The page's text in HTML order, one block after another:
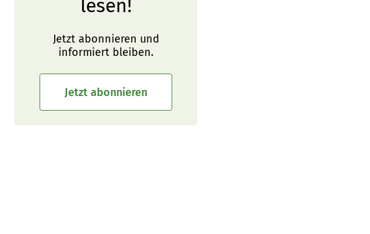
lesen!
Jetzt abonnieren und
informiert bleiben.
Jetzt abonnieren